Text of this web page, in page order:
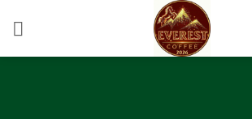
qua